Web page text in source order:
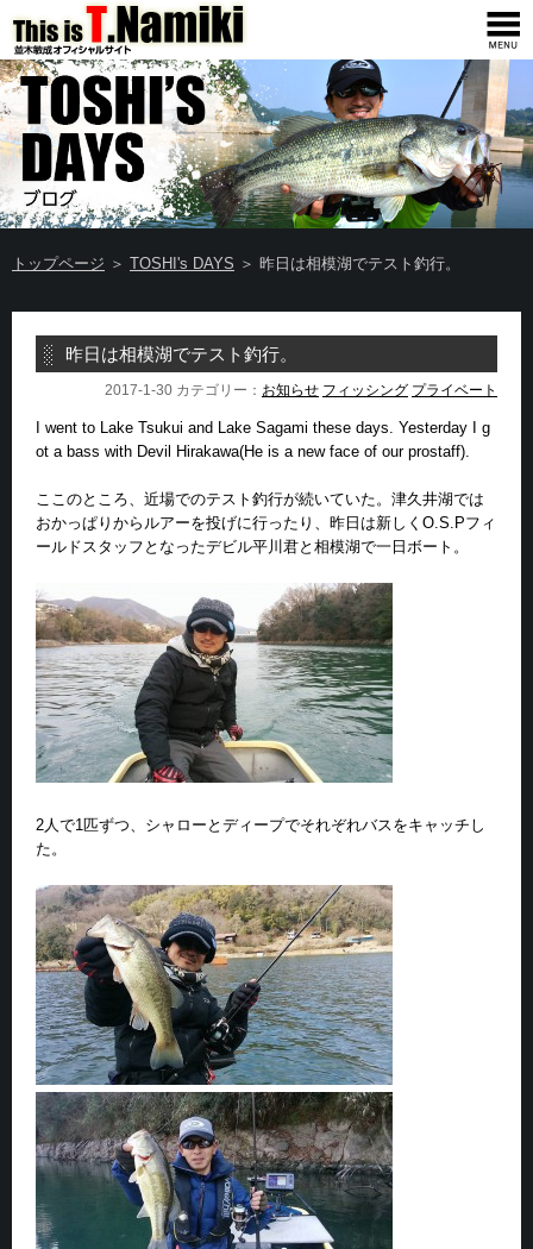
トップページ ＞ TOSHI's DAYS ＞ 昨日は相模湖でテスト釣行。
昨日は相模湖でテスト釣行。
2017-1-30 カテゴリー： お知らせ フィッシング プライベート
I went to Lake Tsukui and Lake Sagami these days. Yesterday I g
ot a bass with Devil Hirakawa(He is a new face of our prostaff).
ここのところ、近場でのテスト釣行が続いていた。津久井湖では
おかっぱりからルアーを投げに行ったり、昨日は新しくO.S.Pフィ
ールドスタッフとなったデビル平川君と相模湖で一日ボート。
2人で1匹ずつ、シャローとディープでそれぞれバスをキャッチし
た。